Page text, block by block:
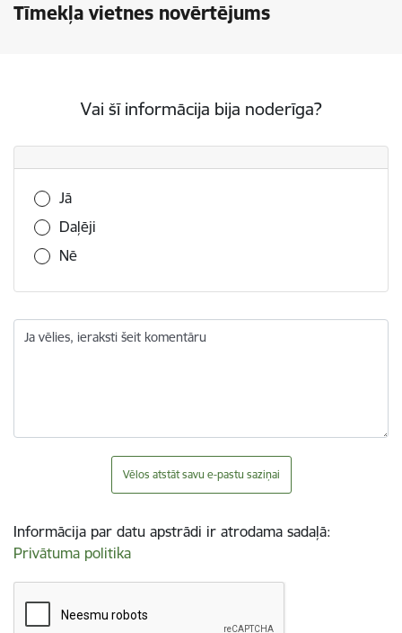
Tīmekļa vietnes novērtējums
Vai šī informācija bija noderīga?
Vai šī informācija bija noderīga?
Jā
Daļēji
Nē
Ja vēlies, ieraksti šeit komentāru
Vēlos atstāt savu e-pastu saziņai
Informācija par datu apstrādi ir atrodama sadaļā:
Privātuma politika